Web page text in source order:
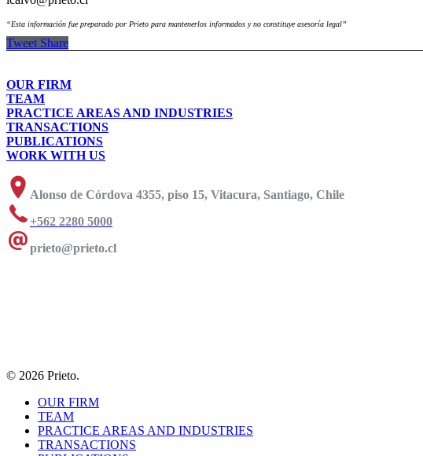
“Esta información fue preparado por Prieto para mantenerlos informados y no constituye asesoría legal”
Tweet Share
OUR FIRM
TEAM
PRACTICE AREAS AND INDUSTRIES
TRANSACTIONS
PUBLICATIONS
WORK WITH US
Alonso de Córdova 4355, piso 15, Vitacura, Santiago, Chile
+562 2280 5000
prieto@prieto.cl
© 2026 Prieto.
OUR FIRM
TEAM
PRACTICE AREAS AND INDUSTRIES
TRANSACTIONS